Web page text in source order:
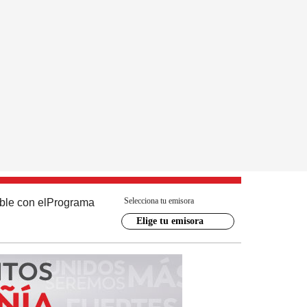
con el Programa Selecciona tu emisora
Elige tu emisora